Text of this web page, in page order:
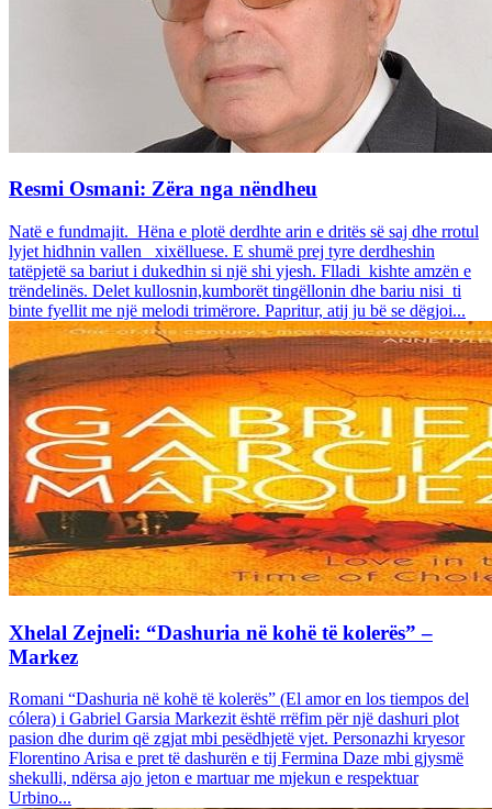
Resmi Osmani: Zëra nga nëndheu
Natë e fundmajit. Hëna e plotë derdhte arin e dritës së saj dhe rrotul
lyjet hidhnin vallen xixëlluese. E shumë prej tyre derdheshin
tatëpjetë sa bariut i dukedhin si një shi yjesh. Flladi kishte amzën e
trëndelinës. Delet kullosnin,kumborët tingëllonin dhe bariu nisi ti
binte fyellit me një melodi trimërore. Papritur, atij ju bë se dëgjoi...
Xhelal Zejneli: “Dashuria në kohë të kolerës” –
Markez
Romani “Dashuria në kohë të kolerës” (El amor en los tiempos del
cólera) i Gabriel Garsia Markezit është rrëfim për një dashuri plot
pasion dhe durim që zgjat mbi pesëdhjetë vjet. Personazhi kryesor
Florentino Arisa e pret të dashurën e tij Fermina Daze mbi gjysmë
shekulli, ndërsa ajo jeton e martuar me mjekun e respektuar
Urbino...